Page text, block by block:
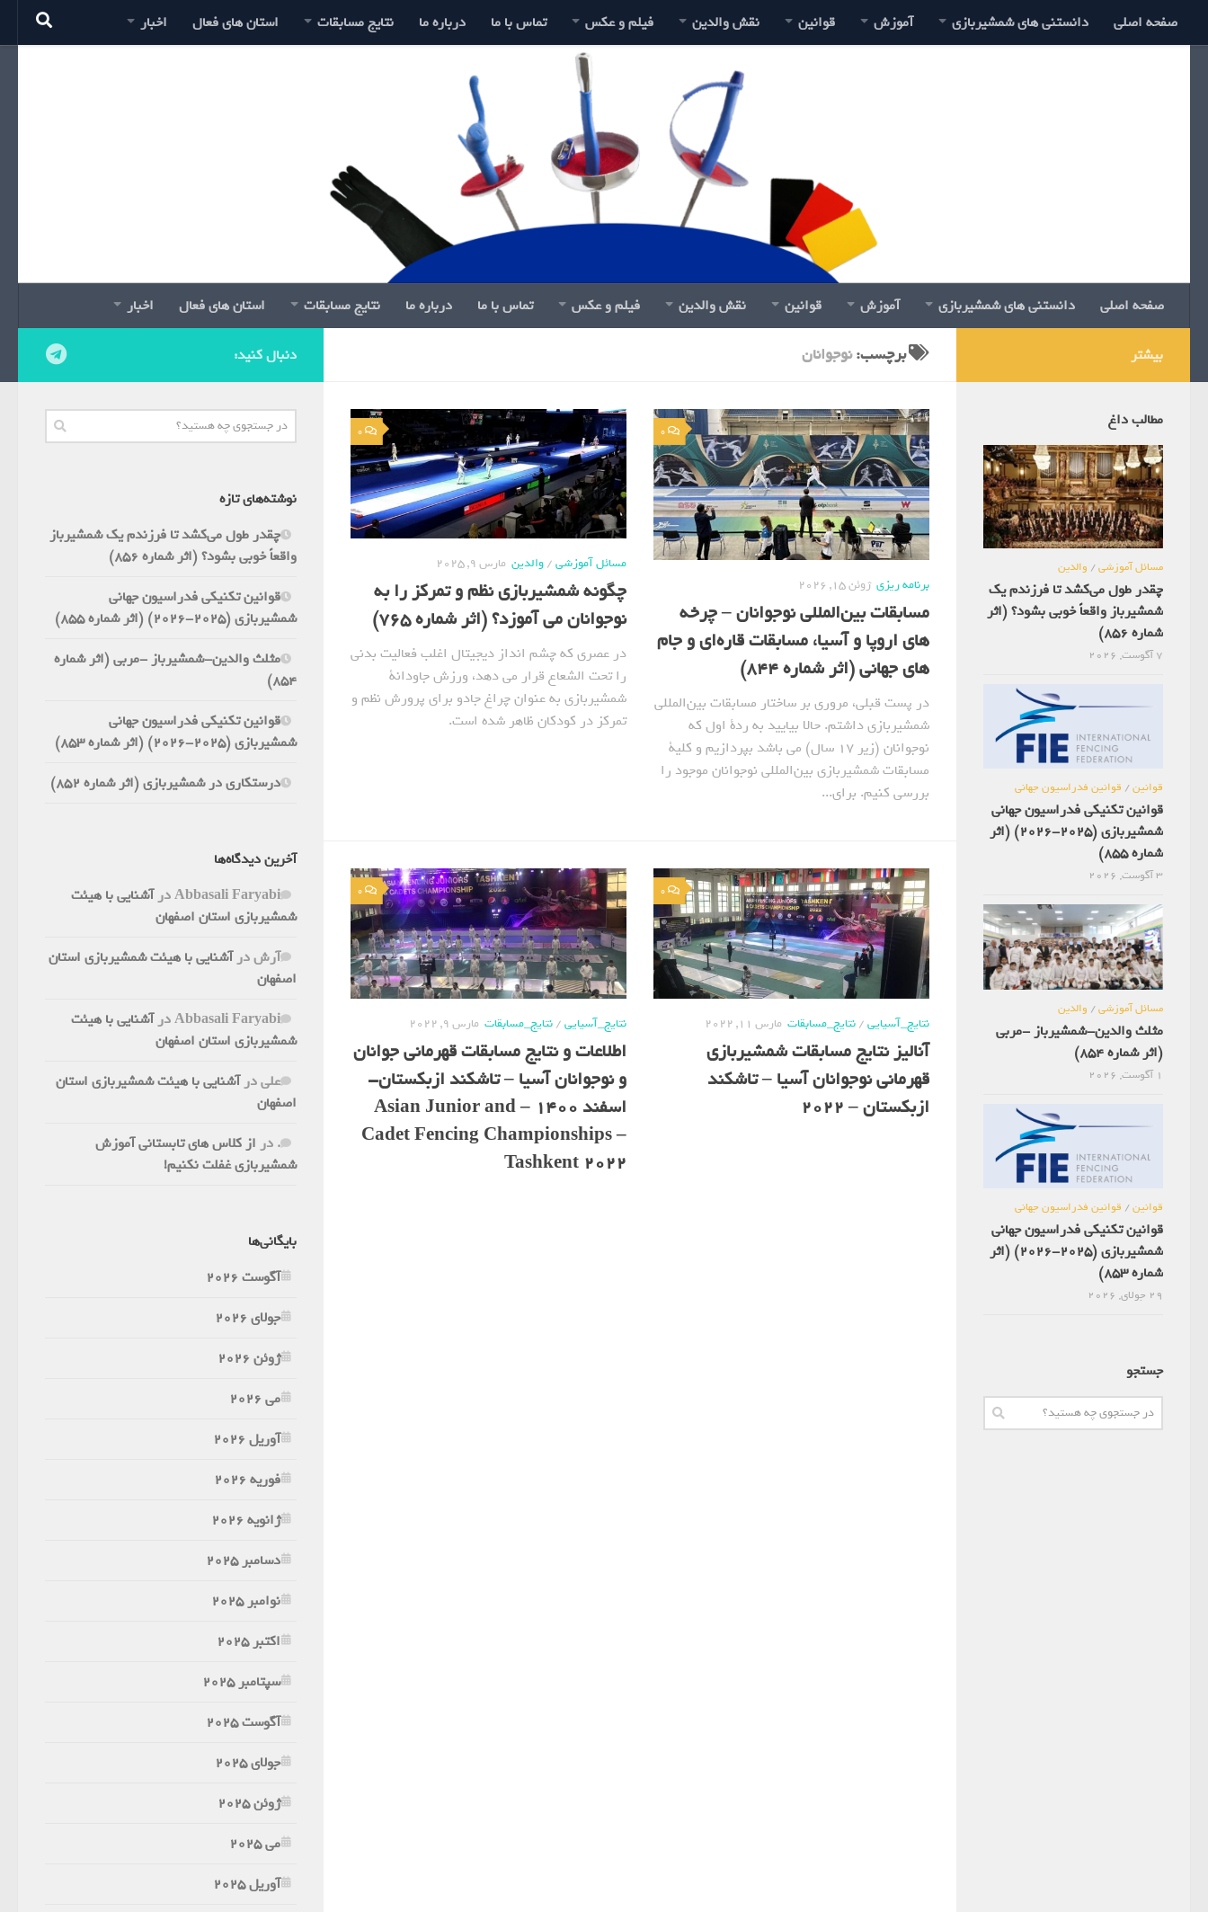
صفحه اصلی دانستنی های شمشیربازی آموزش قوانین نقش والدین فیلم و عکس تماس با ما درباره ما نتایج مسابقات استان های فعال اخبار
صفحه اصلی دانستنی های شمشیربازی آموزش قوانین نقش والدین فیلم و عکس تماس با ما درباره ما نتایج مسابقات استان های فعال اخبار
برچسب:نوجوانان
0
برنامه ریزی ژوئن 15, 2026
مسابقات بین‌المللی نوجوانان – چرخه
های اروپا و آسیا، مسابقات قاره‌ای و جام
های جهانی (اثر شماره 844)
در پست قبلی، مروری بر ساختار مسابقات بین‌المللی
شمشیربازی داشتم. حالا بیایید به ردة اول که
نوجوانان (زیر ۱۷ سال) می باشد بپردازیم و کلیة
مسابقات شمشیربازی بین‌المللی نوجوانان موجود را
بررسی کنیم. برای...
0
مسائل آموزشی/والدین مارس 9, 2025
چگونه شمشیربازی نظم و تمرکز را به
نوجوانان می آموزد؟ (اثر شماره 765)
در عصری که چشم انداز دیجیتال اغلب فعالیت بدنی
را تحت الشعاع قرار می دهد، ورزش جاودانة
شمشیربازی به عنوان چراغ جادو برای پرورش نظم و
تمرکز در کودکان ظاهر شده است.
0
نتایج_آسیایی/نتایج_مسابقات مارس 11, 2022
آنالیز نتایج مسابقات شمشیربازی
قهرمانی نوجوانان آسیا – تاشکند
ازبکستان – 2022
0
نتایج_آسیایی/نتایج_مسابقات مارس 9, 2022
اطلاعات و نتایج مسابقات قهرمانی جوانان
و نوجوانان آسیا – تاشکند ازبکستان-
اسفند 1400 – Asian Junior and
Cadet Fencing Championships –
Tashkent 2022
دنبال کنید:
نوشته‌های تازه
چقدر طول می‌کشد تا فرزندم یک شمشیرباز
واقعاً خوبی بشود؟ (اثر شماره 856)
قوانین تکنیکی فدراسیون جهانی
شمشیربازی (2025-2026) (اثر شماره 855)
مثلث والدین-شمشیرباز -مربی (اثر شماره
854)
قوانین تکنیکی فدراسیون جهانی
شمشیربازی (2025-2026) (اثر شماره 853)
درستکاری در شمشیربازی (اثر شماره 852)
آخرین دیدگاه‌ها
Abbasali Faryabiدرآشنایی با هیئت
شمشیربازی استان اصفهان
آرشدرآشنایی با هیئت شمشیربازی استان
اصفهان
Abbasali Faryabiدرآشنایی با هیئت
شمشیربازی استان اصفهان
علیدرآشنایی با هیئت شمشیربازی استان
اصفهان
. در از کلاس های تابستانی آموزش
شمشیربازی غفلت نکنیم!
بایگانی‌ها
آگوست 2026
جولای 2026
ژوئن 2026
می 2026
آوریل 2026
فوریه 2026
ژانویه 2026
دسامبر 2025
نوامبر 2025
اکتبر 2025
سپتامبر 2025
آگوست 2025
جولای 2025
ژوئن 2025
می 2025
آوریل 2025
بیشتر
مطالب داغ
مسائل آموزشی/ والدین
چقدر طول می‌کشد تا فرزندم یک
شمشیرباز واقعاً خوبی بشود؟ (اثر
شماره 856)
7 آگوست, 2026
قوانین/ قوانین فدراسیون جهانی
قوانین تکنیکی فدراسیون جهانی
شمشیربازی (2025-2026) (اثر
شماره 855)
3 آگوست, 2026
مسائل آموزشی/ والدین
مثلث والدین-شمشیرباز -مربی
(اثر شماره 854)
1 آگوست, 2026
قوانین/ قوانین فدراسیون جهانی
قوانین تکنیکی فدراسیون جهانی
شمشیربازی (2025-2026) (اثر
شماره 853)
29 جولای, 2026
جستجو